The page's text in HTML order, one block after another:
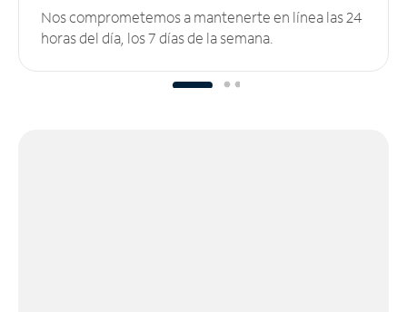
Nos comprometemos a mantenerte en línea las 24
horas del día, los 7 días de la semana.